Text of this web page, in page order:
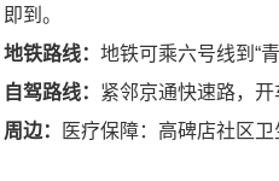
即到。
地铁路线： 地铁可乘六号线到“
自驾路线： 紧邻京通快速路，开
周边：
医疗保障：高碑店社区